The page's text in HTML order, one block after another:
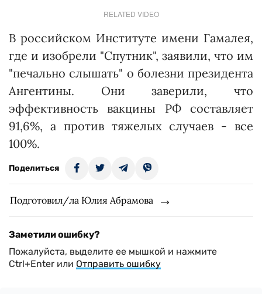
RELATED VIDEO
В российском Институте имени Гамалея,
где и изобрели "Спутник", заявили, что им
"печально слышать" о болезни президента
Ангентины. Они заверили, что
эффективность вакцины РФ составляет
91,6%, а против тяжелых случаев - все
100%.
Поделиться
Подготовил/ла Юлия Абрамова
Заметили ошибку?
Пожалуйста, выделите ее мышкой и нажмите
Ctrl+Enter или Отправить ошибку